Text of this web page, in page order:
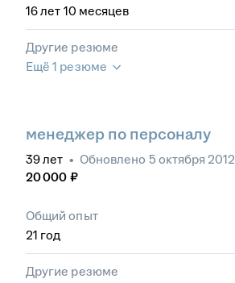
16лет 10 месяцев
Другие резюме
Ещё 1 резюме
менеджер по персоналу
39лет • Обновлено 5 октября 2012
20 000 ₽
Общий опыт
21 год
Другие резюме